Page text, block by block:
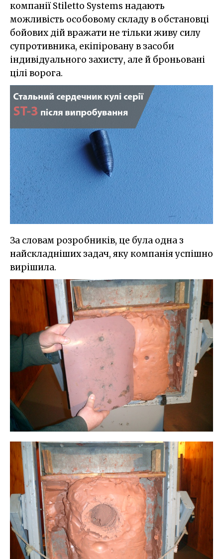
компанії Stiletto Systems надають
можливість особовому складу в обстановці
бойових дій вражати не тільки живу силу
супротивника, екіпіровану в засоби
індивідуального захисту, але й броньовані
цілі ворога.
За словам розробників, це була одна з
найскладніших задач, яку компанія успішно
вирішила.